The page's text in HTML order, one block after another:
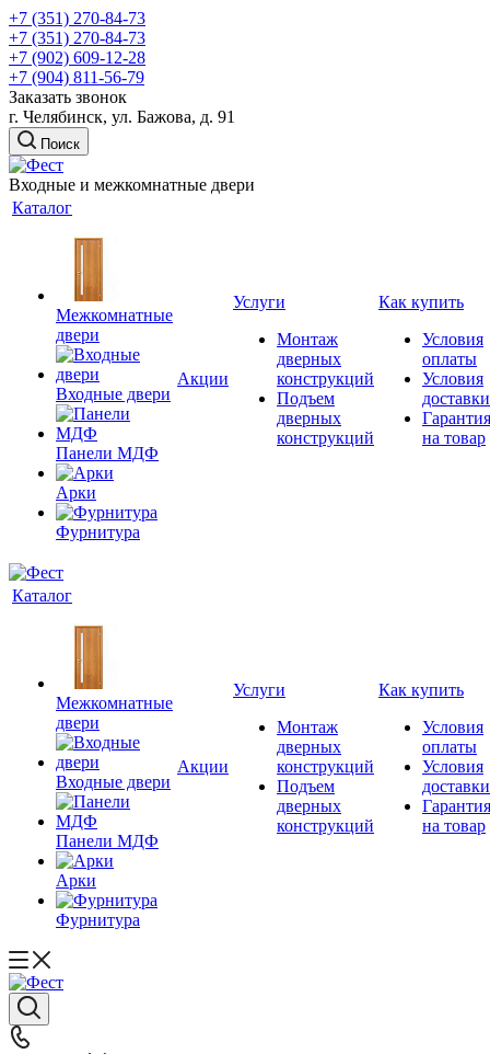
+7 (351) 270-84-73
+7 (351) 270-84-73
+7 (902) 609-12-28
+7 (904) 811-56-79
Заказать звонок
г. Челябинск, ул. Бажова, д. 91
Поиск
Входные и межкомнатные двери
Каталог
Межкомнатные
двери
Входные двери
Панели МДФ
Арки
Фурнитура
Акции
Услуги
Монтаж
дверных
конструкций
Подъем
дверных
конструкций
Как купить
Условия
оплаты
Условия
доставки
Гарантия
на товар
Каталог
Межкомнатные
двери
Входные двери
Панели МДФ
Арки
Фурнитура
Акции
Услуги
Монтаж
дверных
конструкций
Подъем
дверных
конструкций
Как купить
Условия
оплаты
Условия
доставки
Гарантия
на товар